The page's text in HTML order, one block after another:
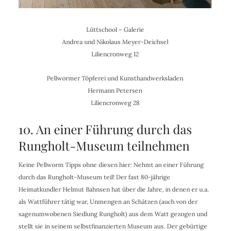
Lüttschool – Galerie
Andrea und Nikolaus Meyer-Deichsel
Liliencronweg 12
Pellwormer Töpferei und Kunsthandwerksladen
Hermann Petersen
Liliencronweg 28
10. An einer Führung durch das
Rungholt-Museum teilnehmen
Keine Pellworm Tipps ohne diesen hier: Nehmt an einer Führung
durch das Rungholt-Museum teil! Der fast 80-jährige
Heimatkundler Helmut Bahnsen hat über die Jahre, in denen er u.a.
als Wattführer tätig war, Unmengen an Schätzen (auch von der
sagenumwobenen Siedlung Rungholt) aus dem Watt gezogen und
stellt sie in seinem selbstfinanzierten Museum aus. Der gebürtige